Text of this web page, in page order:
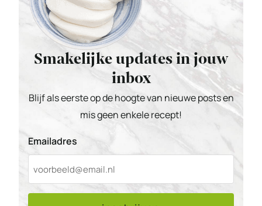
Smakelijke updates in jouw
inbox
Blijf als eerste op de hoogte van nieuwe posts en
mis geen enkele recept!
Emailadres